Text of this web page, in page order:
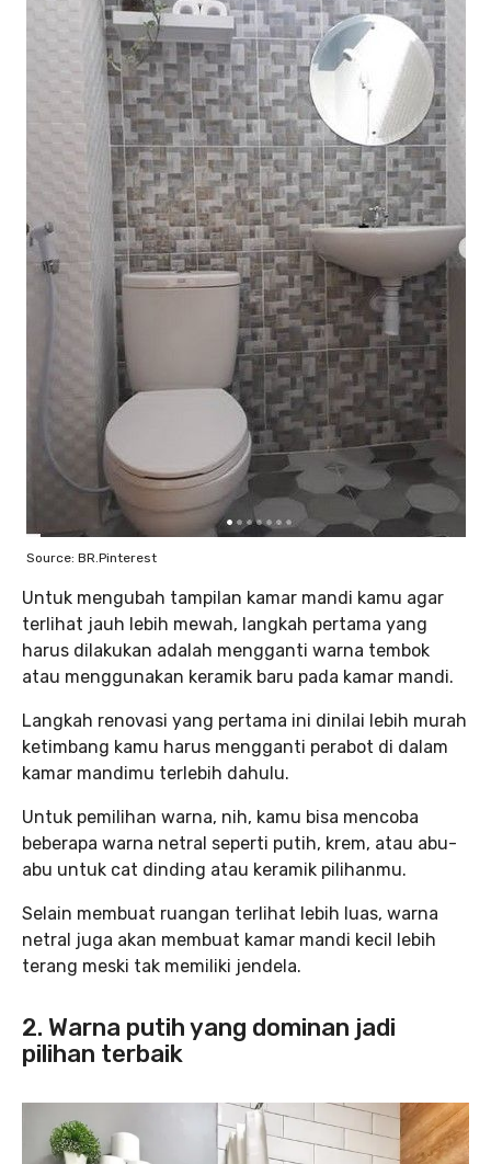
Source: BR.Pinterest
Untuk mengubah tampilan kamar mandi kamu agar
terlihat jauh lebih mewah, langkah pertama yang
harus dilakukan adalah mengganti warna tembok
atau menggunakan keramik baru pada kamar mandi.
Langkah renovasi yang pertama ini dinilai lebih murah
ketimbang kamu harus mengganti perabot di dalam
kamar mandimu terlebih dahulu.
Untuk pemilihan warna, nih, kamu bisa mencoba
beberapa warna netral seperti putih, krem, atau abu-
abu untuk cat dinding atau keramik pilihanmu.
Selain membuat ruangan terlihat lebih luas, warna
netral juga akan membuat kamar mandi kecil lebih
terang meski tak memiliki jendela.
2. Warna putih yang dominan jadi
pilihan terbaik